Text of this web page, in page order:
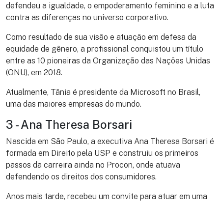
defendeu a igualdade, o empoderamento feminino e a luta
contra as diferenças no universo corporativo.
Como resultado de sua visão e atuação em defesa da
equidade de gênero, a profissional conquistou um título
entre as 10 pioneiras da Organização das Nações Unidas
(ONU), em 2018.
Atualmente, Tânia é presidente da Microsoft no Brasil,
uma das maiores empresas do mundo.
3 - Ana Theresa Borsari
Nascida em São Paulo, a executiva Ana Theresa Borsari é
formada em Direito pela USP e construiu os primeiros
passos da carreira ainda no Procon, onde atuava
defendendo os direitos dos consumidores.
Anos mais tarde, recebeu um convite para atuar em uma